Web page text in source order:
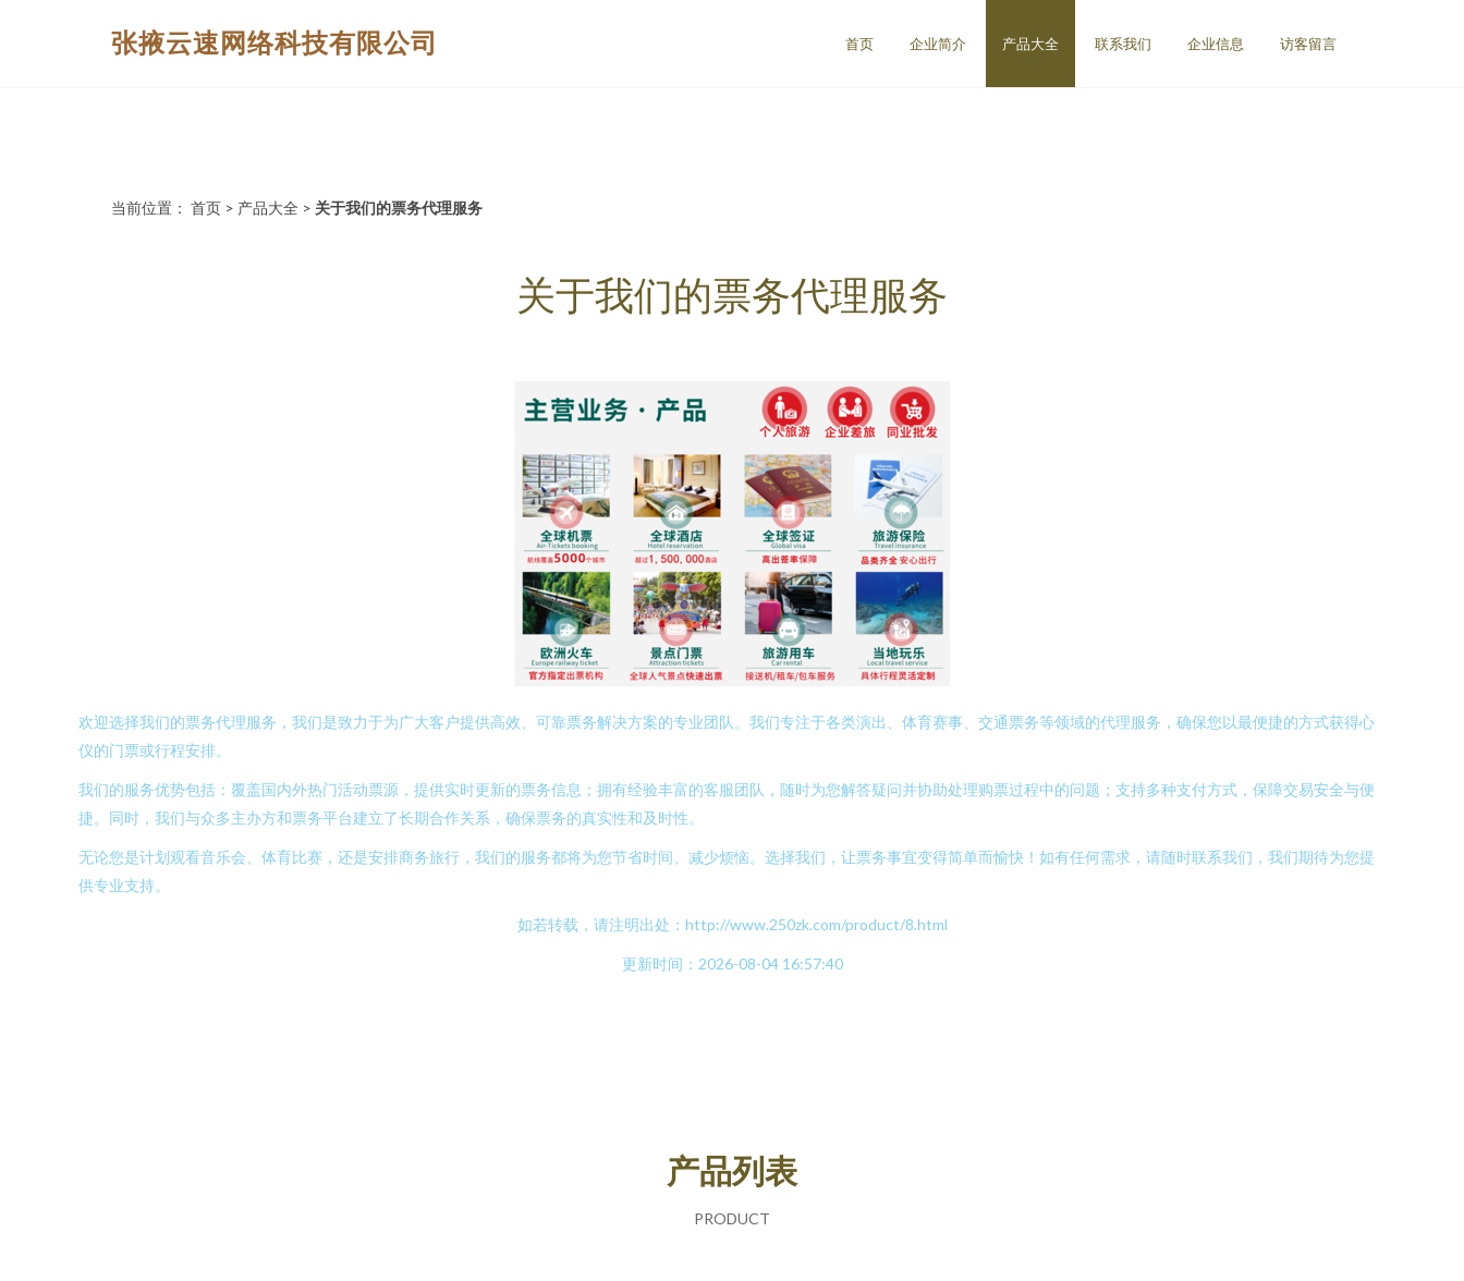
张掖云速网络科技有限公司 首页 企业简介 产品大全 联系我们 企业信息 访客留言
当前位置： 首页 > 产品大全 > 关于我们的票务代理服务
关于我们的票务代理服务
欢迎选择我们的票务代理服务，我们是致力于为广大客户提供高效、可靠票务解决方案的专业团队。我们专注于各类演出、体育赛事、交通票务等领域的代理服务，确保您以最便捷的方式获得心
仪的门票或行程安排。
我们的服务优势包括：覆盖国内外热门活动票源，提供实时更新的票务信息；拥有经验丰富的客服团队，随时为您解答疑问并协助处理购票过程中的问题；支持多种支付方式，保障交易安全与便
捷。同时，我们与众多主办方和票务平台建立了长期合作关系，确保票务的真实性和及时性。
无论您是计划观看音乐会、体育比赛，还是安排商务旅行，我们的服务都将为您节省时间、减少烦恼。选择我们，让票务事宜变得简单而愉快！如有任何需求，请随时联系我们，我们期待为您提
供专业支持。
如若转载，请注明出处：http://www.250zk.com/product/8.html
更新时间：2026-08-04 16:57:40
产品列表
PRODUCT